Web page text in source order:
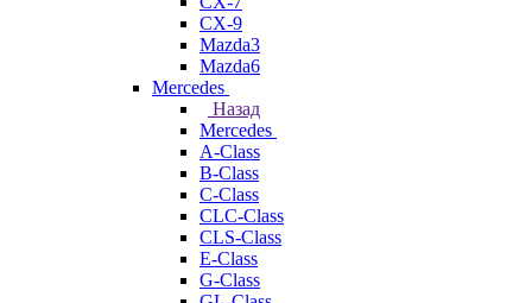
CX-9
Mazda3
Mazda6
Mercedes
Назад
Mercedes
A-Class
B-Class
C-Class
CLC-Class
CLS-Class
E-Class
G-Class